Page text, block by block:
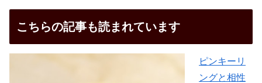
こちらの記事も読まれています
ピンキーリ
ングと相性